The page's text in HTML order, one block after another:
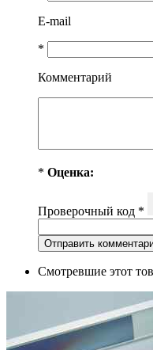
E-mail
*
Комментарий
* Оценка:
Проверочный код *
Смотревшие этот